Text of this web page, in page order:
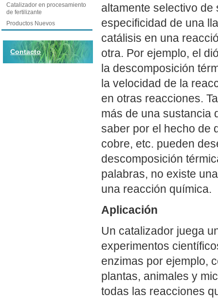
Catalizador en procesamiento
de fertilizante
Productos Nuevos
Contacto
altamente selectivo
especificidad de una
catálisis en una
otra. Por ejemplo, el
la descomposición
la velocidad de la
en otras reacciones.
más de una sustancia
saber por el hecho de
cobre, etc. pueden
descomposición
palabras, no existe
una reacción química.
Aplicación
Un catalizador juega
experimentos
enzimas por ejemplo,
plantas, animales y
todas las reacciones